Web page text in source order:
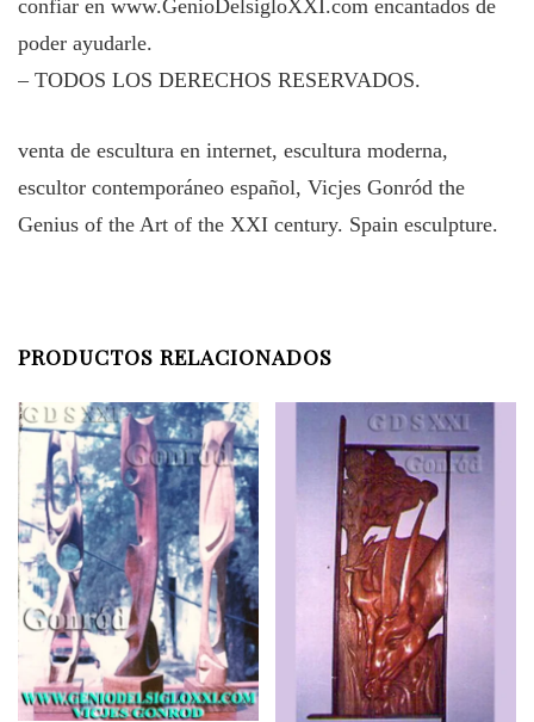
confiar en www.GenioDelsigloXXI.com encantados de
poder ayudarle.
– TODOS LOS DERECHOS RESERVADOS.
venta de escultura en internet, escultura moderna,
escultor contemporáneo español, Vicjes Gonród the
Genius of the Art of the XXI century. Spain esculpture.
PRODUCTOS RELACIONADOS